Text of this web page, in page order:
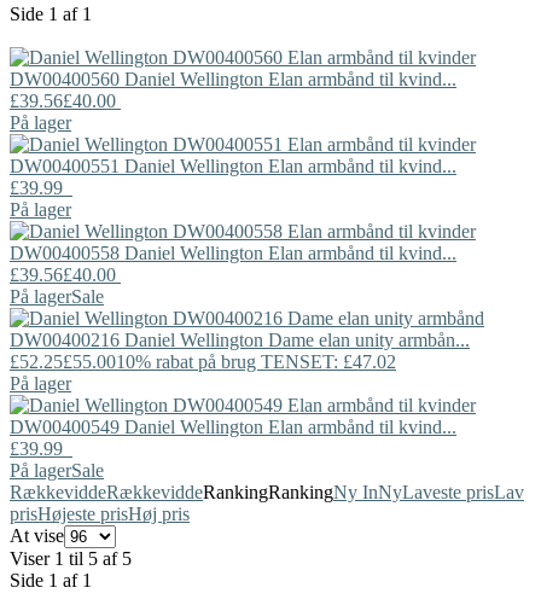
Side 1 af 1
DW00400560 Daniel Wellington Elan armbånd til kvind...
£39.56£40.00
På lager
DW00400551 Daniel Wellington Elan armbånd til kvind...
£39.99
På lager
DW00400558 Daniel Wellington Elan armbånd til kvind...
£39.56£40.00
På lagerSale
DW00400216 Daniel Wellington Dame elan unity armbån...
£52.25£55.0010% rabat på brug TENSET: £47.02
På lager
DW00400549 Daniel Wellington Elan armbånd til kvind...
£39.99
På lagerSale
RækkeviddeRækkeviddeRankingRankingNy InNyLaveste prisLav
prisHøjeste prisHøj pris
At vise
Viser 1 til 5 af 5
Side 1 af 1